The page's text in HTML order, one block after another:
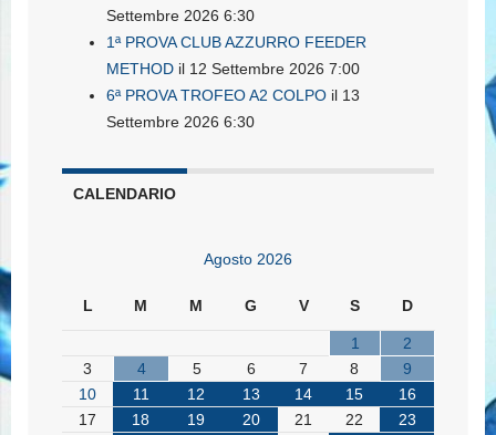
Settembre 2026 6:30
1ª PROVA CLUB AZZURRO FEEDER
METHOD il 12 Settembre 2026 7:00
6ª PROVA TROFEO A2 COLPO il 13
Settembre 2026 6:30
CALENDARIO
Agosto 2026
L M M G V S D
1
2
3
4 5 6 7 8
9
10
11 12 13 14 15
16
17
18 19 20 21 22
23